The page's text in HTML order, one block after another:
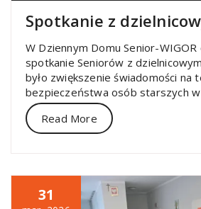
Spotkanie z
W Dziennym Domu Senior-WIGOR
spotkanie Seniorów z
było zwiększenie świadomości na
bezpieczeństwa osób starszych w
Read More
31